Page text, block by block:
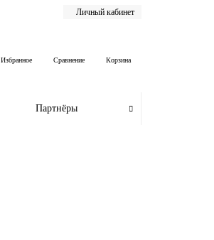
Личный кабинет
Избранное Сравнение Корзина
Партнёры